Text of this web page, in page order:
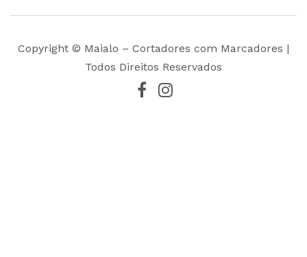
Copyright © Maialo – Cortadores com Marcadores |
Todos Direitos Reservados